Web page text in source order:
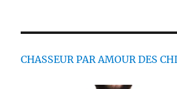
e
a
CHASSEUR PAR AMOUR DES